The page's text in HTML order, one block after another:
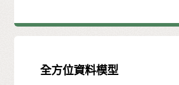
全方位資料模型